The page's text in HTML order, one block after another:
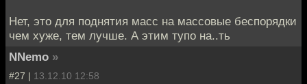
Нет, это для поднятия масс на массовые беспорядки
чем хуже, тем лучше. А этим тупо на..ть
NNemo »
#27 | 13.12.10 12:58